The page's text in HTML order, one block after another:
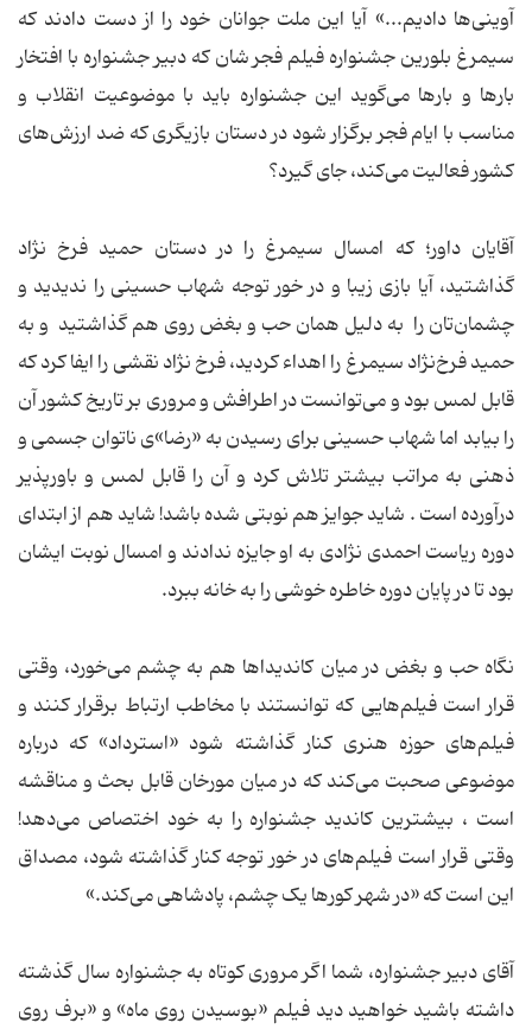
آوینی‌ها دادیم...» آیا این ملت جوانان خود را از دست دادند که
سیمرغ بلورین جشنواره فیلم فجر شان که دبیر جشنواره با افتخار
بارها و بارها می‌گوید این جشنواره باید با موضوعیت انقلاب و
مناسب با ایام فجر برگزار شود در دستان بازیگری که ضد ارزش‌های
کشور فعالیت می‌کند، جای گیرد؟
آقایان داور؛ که امسال سیمرغ را در دستان حمید فرخ نژاد
گذاشتید، آیا بازی زیبا و در خور توجه شهاب حسینی را ندیدید و
چشمان‌تان را به دلیل همان حب و بغض روی هم گذاشتید و به
حمید فرخ‌نژاد سیمرغ را اهداء کردید، فرخ نژاد نقشی را ایفا کرد که
قابل لمس بود و می‌توانست در اطرافش و مروری بر تاریخ کشور آن
را بیابد اما شهاب حسینی برای رسیدن به «رضا»ی ناتوان جسمی و
ذهنی به مراتب بیشتر تلاش کرد و آن را قابل لمس و باورپذیر
درآورده است . شاید جوایز هم نوبتی شده باشد! شاید هم از ابتدای
دوره ریاست احمدی نژادی به او جایزه ندادند و امسال نوبت ایشان
بود تا در پایان دوره خاطره خوشی را به خانه ببرد.
نگاه حب و بغض در میان کاندیداها هم به چشم می‌خورد، وقتی
قرار است فیلم‌هایی که توانستند با مخاطب ارتباط برقرار کنند و
فیلم‌های حوزه هنری کنار گذاشته شود «استرداد» که درباره
موضوعی صحبت می‌کند که در میان مورخان قابل بحث و مناقشه
است ، بیشترین کاندید جشنواره را به خود اختصاص می‌دهد!
وقتی قرار است فیلم‌های در خور توجه کنار گذاشته شود، مصداق
این است که «در شهر کورها یک چشم، پادشاهی می‌کند.»
آقای دبیر جشنواره، شما اگر مروری کوتاه به جشنواره سال گذشته
داشته باشید خواهید دید فیلم «بوسیدن روی ماه» و «برف روی